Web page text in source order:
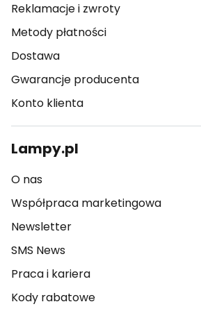
Reklamacje i zwroty
Metody płatności
Dostawa
Gwarancje producenta
Konto klienta
Lampy.pl
O nas
Współpraca marketingowa
Newsletter
SMS News
Praca i kariera
Kody rabatowe